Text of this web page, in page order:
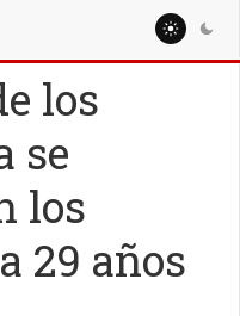
los
se
los
29 años